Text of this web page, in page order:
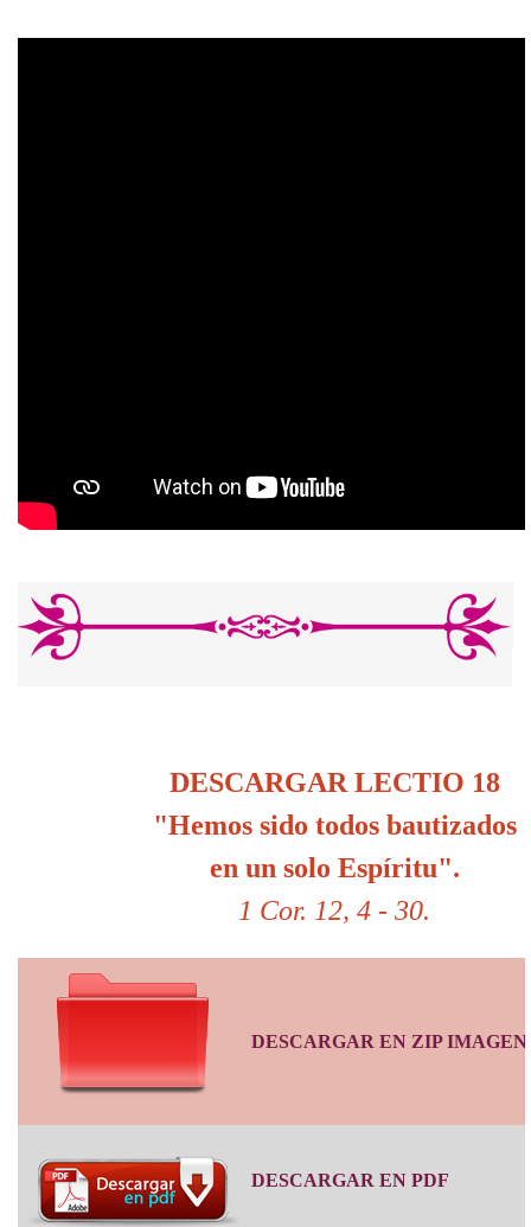
DESCARGAR LECTIO 18
"Hemos sido todos bautizados
en un solo Espíritu".
1 Cor. 12, 4 - 30.
DESCARGAR EN ZIP
DESCARGAR EN PDF